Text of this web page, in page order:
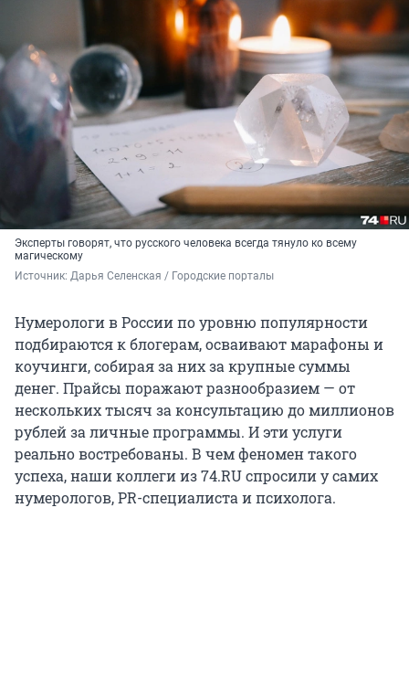
Эксперты говорят, что русского человека всегда тянуло ко всему
магическому
Источник: Дарья Селенская / Городские порталы
Нумерологи в России по уровню популярности
подбираются к блогерам, осваивают марафоны и
коучинги, собирая за них за крупные суммы
денег. Прайсы поражают разнообразием — от
нескольких тысяч за консультацию до миллионов
рублей за личные программы. И эти услуги
реально востребованы. В чем феномен такого
успеха, наши коллеги из 74.RU спросили у самих
нумерологов, PR-специалиста и психолога.